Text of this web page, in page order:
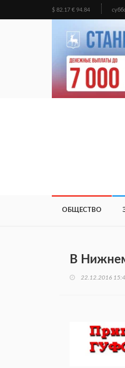
$ 82.17 € 94.84
ОБЩЕСТВО
В
22.12.2016